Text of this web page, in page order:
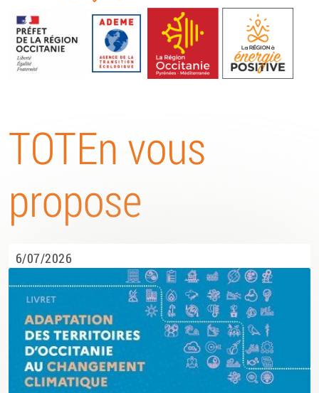
TOTEn Occitanie | Territoires
d’Occitanie pour la Transition
Energétique
TOTEn vous
propose
6/07/2026